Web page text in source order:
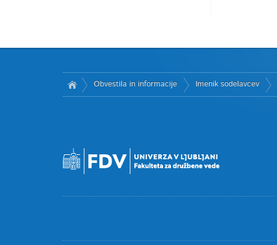
Obvestila in informacije Imenik sodelavcev